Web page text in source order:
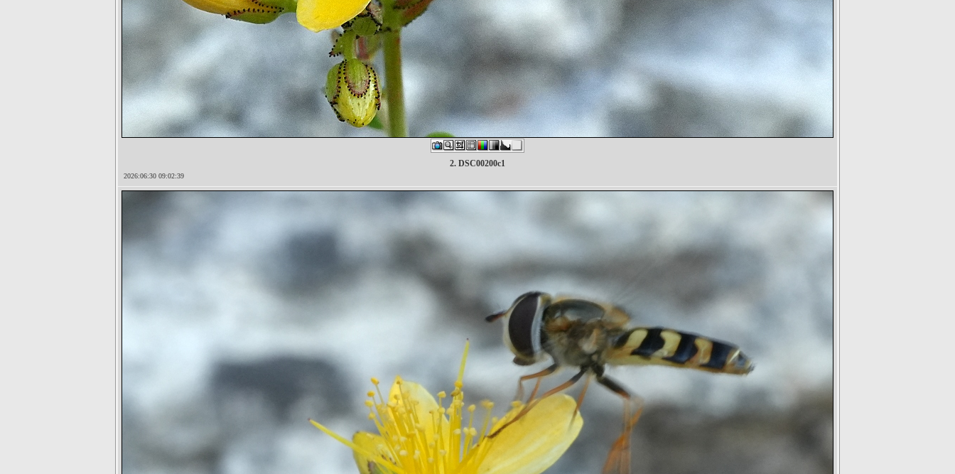
2. DSC00200c1
2026:06:30 09:02:39